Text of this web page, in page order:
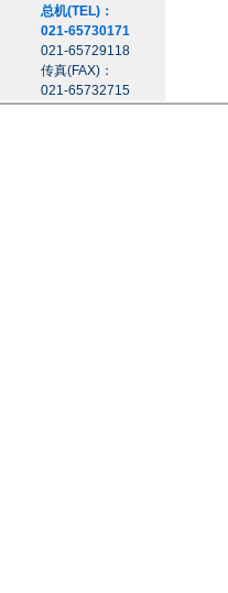
总机(TEL)：
021-65730171
021-65729118
传真(FAX)：
021-65732715